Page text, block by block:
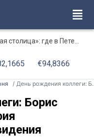
будут перекрыты дороги 9 августа
€94,8366
День рождения коллеги: Борис Гершт – живая история Лениградского телевидения
Борис